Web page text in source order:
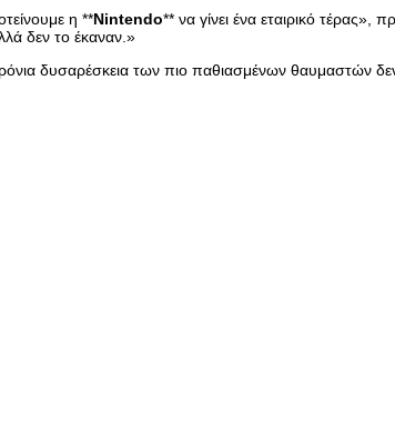
η **Nintendo** να γίνει ένα εταιρικό τέρας»,
δεν το έκαναν.»
δυσαρέσκεια των πιο παθιασμένων θαυμαστών δεν